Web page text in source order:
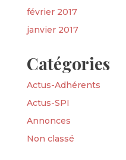
février 2017
janvier 2017
Catégories
Actus-Adhérents
Actus-SPI
Annonces
Non classé